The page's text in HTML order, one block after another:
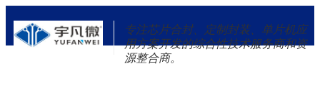
专注芯片合封、定制封装、单片机应
用方案开发的综合性技术服务商和资
源整合商。